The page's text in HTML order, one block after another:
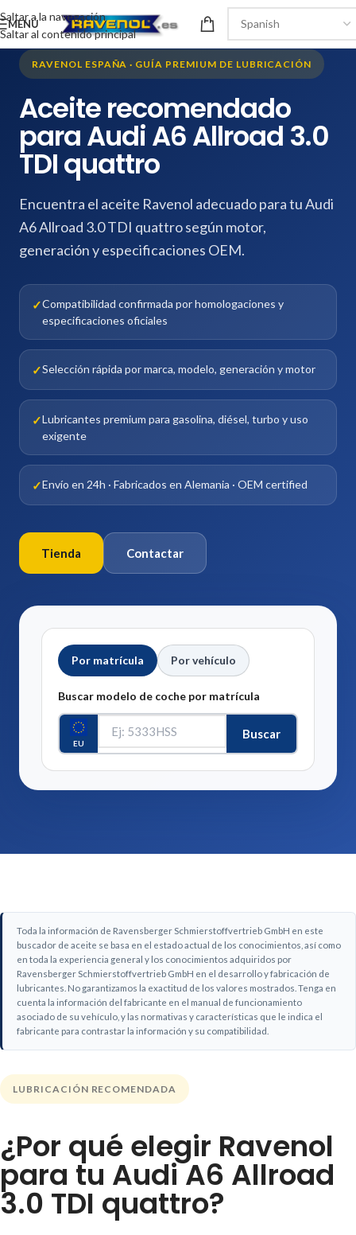
Saltar a la navegación
Saltar al contenido principal
MENÚ
RAVENOL ESPAÑA · GUÍA PREMIUM DE LUBRICACIÓN
Aceite recomendado
para Audi A6 Allroad 3.0
TDI quattro
Encuentra el aceite Ravenol adecuado para tu Audi
A6 Allroad 3.0 TDI quattro según motor,
generación y especificaciones OEM.
Compatibilidad confirmada por homologaciones y
especificaciones oficiales
Selección rápida por marca, modelo, generación y motor
Lubricantes premium para gasolina, diésel, turbo y uso
exigente
Envío en 24h · Fabricados en Alemania · OEM certified
Tienda Contactar
Por matrícula Por vehículo
Buscar modelo de coche por matrícula
EU
Buscar
Toda la información de Ravensberger Schmierstoffvertrieb GmbH en este
buscador de aceite se basa en el estado actual de los conocimientos, así como
en toda la experiencia general y los conocimientos adquiridos por
Ravensberger Schmierstoffvertrieb GmbH en el desarrollo y fabricación de
lubricantes. No garantizamos la exactitud de los valores mostrados. Tenga en
cuenta la información del fabricante en el manual de funcionamiento
asociado de su vehículo, y las normativas y características que le indica el
fabricante para contrastar la información y su compatibilidad.
LUBRICACIÓN RECOMENDADA
¿Por qué elegir Ravenol
para tu Audi A6 Allroad
3.0 TDI quattro?